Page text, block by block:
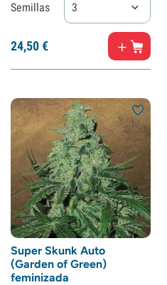
Semillas 3
24,50€
Super Skunk Auto
(Garden of Green)
feminizada